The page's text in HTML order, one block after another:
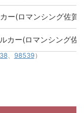
ー(ロマンシング佐賀
カー(ロマンシング佐
98539 ）